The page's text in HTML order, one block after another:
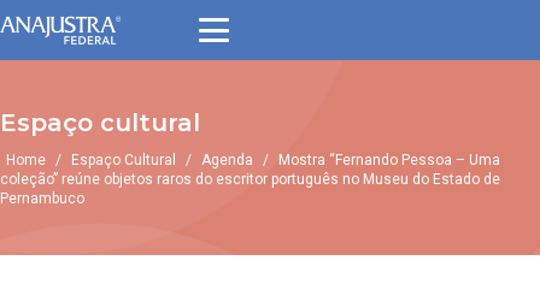
Espaço cultural
Home / Espaço Cultural / Agenda /
Mostra “Fernando Pessoa – Uma
coleção” reúne objetos raros do escritor português no Museu do Estado de
Pernambuco